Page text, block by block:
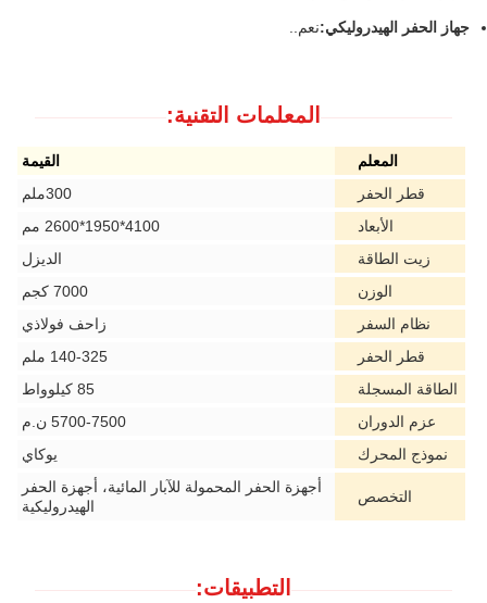
جهاز الحفر الهيدروليكي:نعم..
المعلمات التقنية:
المعلم
القيمة
قطر الحفر
300ملم
الأبعاد
4100*1950*2600 مم
زيت الطاقة
الديزل
الوزن
7000 كجم
نظام السفر
زاحف فولاذي
قطر الحفر
140-325 ملم
الطاقة المسجلة
85 كيلوواط
عزم الدوران
5700-7500 ن.م
نموذج المحرك
يوكاي
التخصص
أجهزة الحفر المحمولة للآبار المائية، أجهزة الحفر
الهيدروليكية
التطبيقات: